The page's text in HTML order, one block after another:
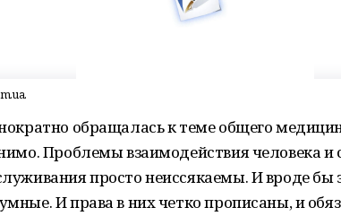
обращалась к теме общего
Проблемы взаимодействия человека и
просто неиссякаемы. И вроде бы
И права в них четко прописаны, и